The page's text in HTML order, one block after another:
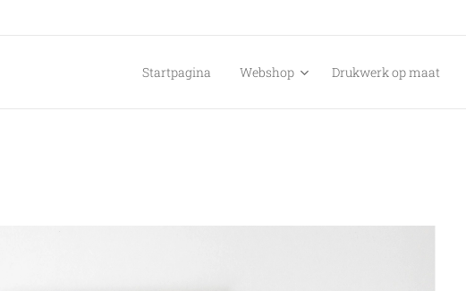
Startpagina Webshop Drukwerk op maat